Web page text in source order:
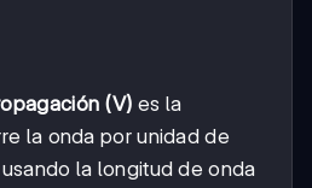
(V) es la
la onda por unidad de
la longitud de onda